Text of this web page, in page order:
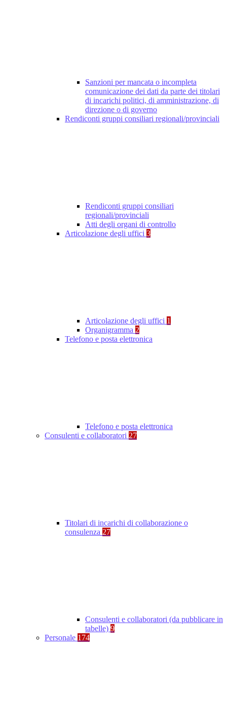
Sanzioni per mancata o incompleta
comunicazione dei dati da parte dei titolari
di incarichi politici, di amministrazione, di
direzione o di governo
Rendiconti gruppi consiliari regionali/provinciali
Rendiconti gruppi consiliari
regionali/provinciali
Atti degli organi di controllo
Articolazione degli uffici 3
Articolazione degli uffici 1
Organigramma 2
Telefono e posta elettronica
Telefono e posta elettronica
Consulenti e collaboratori 27
Titolari di incarichi di collaborazione o
consulenza 27
Consulenti e collaboratori (da pubblicare in
tabelle) 9
Personale 174